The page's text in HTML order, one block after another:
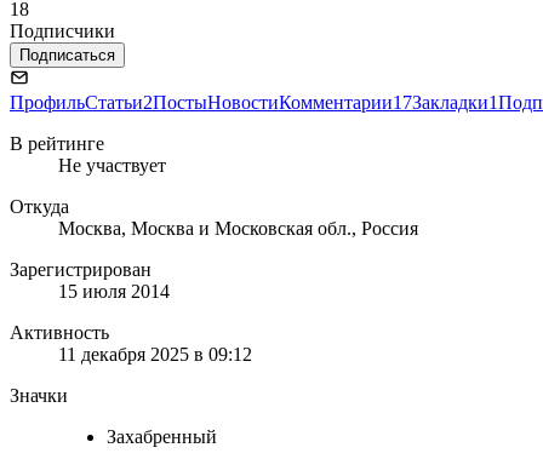
18
Подписчики
Подписаться
ПрофильСтатьи2ПостыНовостиКомментарии17Закладки1
В рейтинге
Не участвует
Откуда
Москва, Москва и Московская обл., Россия
Зарегистрирован
15 июля 2014
Активность
11 декабря 2025 в 09:12
Значки
Захабренный